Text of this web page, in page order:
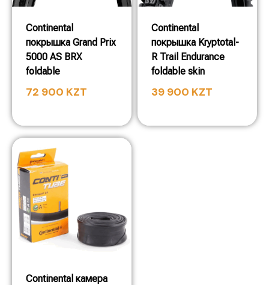
Continental
покрышка Grand Prix
5000 AS BRX
foldable
72 900 KZT
Continental
покрышка Kryptotal-
R Trail Endurance
foldable skin
39 900 KZT
Continental камера